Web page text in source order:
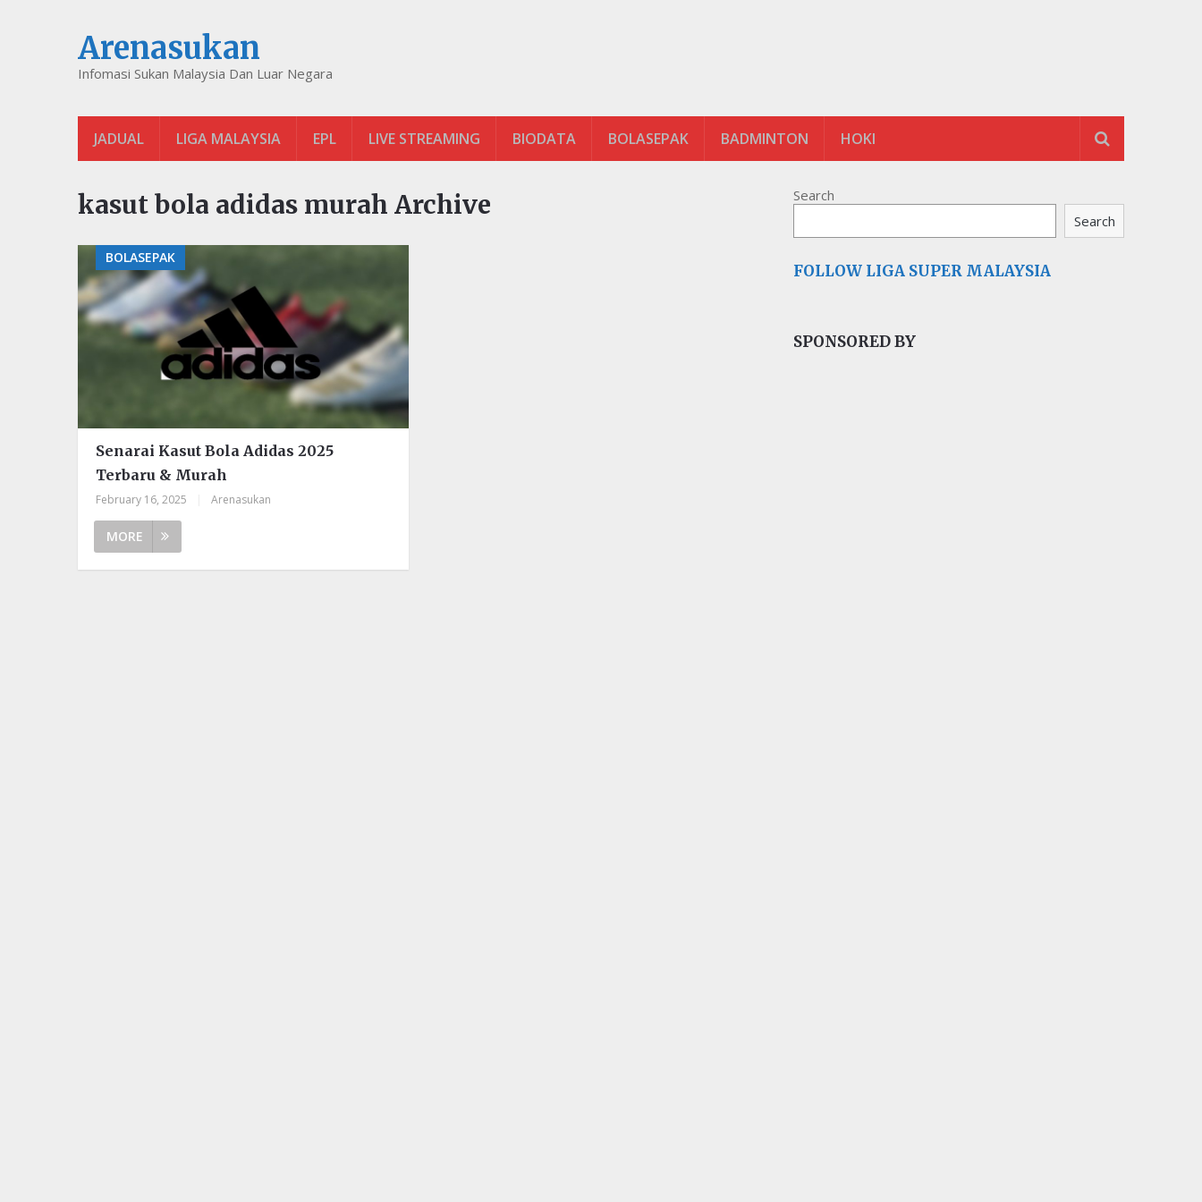
Arenasukan
Infomasi Sukan Malaysia Dan Luar Negara
JADUAL LIGA MALAYSIA EPL LIVE STREAMING BIODATA BOLASEPAK BADMINTON HOKI
kasut bola adidas murah Archive
BOLASEPAK
Senarai Kasut Bola Adidas 2025
Terbaru & Murah
February 16, 2025 Arenasukan
MORE
Search
Search
FOLLOW LIGA SUPER MALAYSIA
SPONSORED BY